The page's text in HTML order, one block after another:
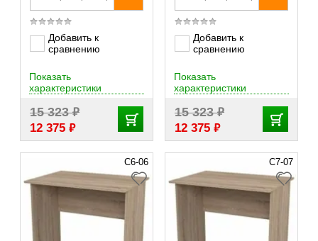
Добавить к
сравнению
15 323₽
12 375 ₽
Показать
характеристики
Добавить к
сравнению
15 323₽
12 375 ₽
Показать
характеристики
С6-06 С7-07